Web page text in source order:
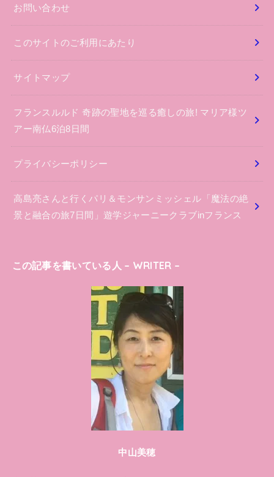
お問い合わせ
このサイトのご利用にあたり
サイトマップ
フランスルルド 奇跡の聖地を巡る癒しの旅! マリア様ツ
アー南仏6泊8日間
プライバシーポリシー
高島亮さんと行くパリ＆モンサンミッシェル「魔法の絶
景と融合の旅7日間」遊学ジャーニークラブinフランス
この記事を書いている人 – WRITER –
中山美穂